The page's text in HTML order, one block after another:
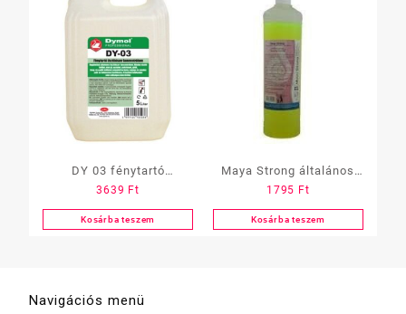
DY 03 fénytartó
tisztítószer, 5 L
3639 Ft
Kosárba teszem
Maya Strong általános
tisztítószer
koncentrátum 1 l
1795 Ft
Kosárba teszem
Navigációs menü